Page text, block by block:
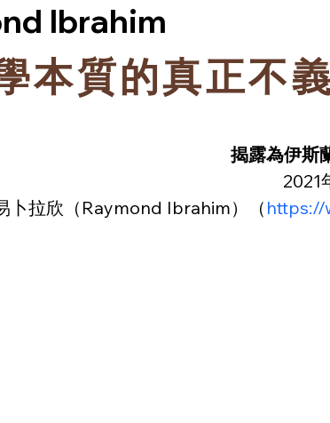
Ibrahim
本質的真正不
揭露為伊斯
2021
卜拉欣（Raymond Ibrahim）（ https://